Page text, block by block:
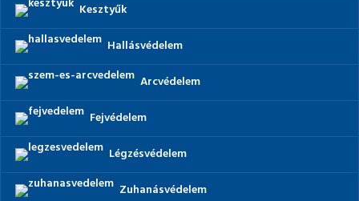
Kesztyűk
Hallásvédelem
Arcvédelem
Fejvédelem
Légzésvédelem
Zuhanásvédelem